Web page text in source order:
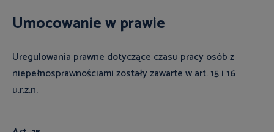
Umocowanie w prawie
Uregulowania prawne dotyczące czasu pracy osób z
niepełnosprawnościami zostały zawarte w art. 15 i 16
u.r.z.n.